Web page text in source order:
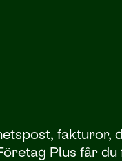
fakturor,
Plus får